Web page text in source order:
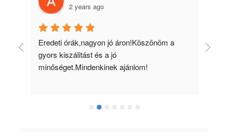
2 years ago
Eredeti órák,nagyon jó áron!Köszönöm a
gyors kiszálitást és a jó
minőséget.Mindenkinek ajánlom!